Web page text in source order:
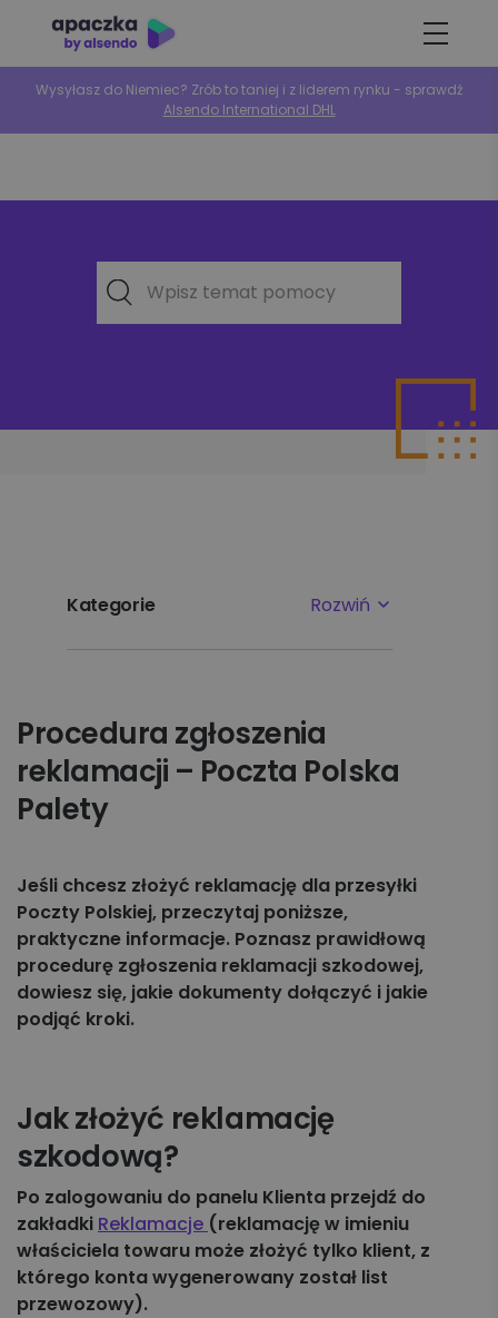
Wysyłasz do Niemiec? Zrób to taniej i z liderem rynku - sprawdź
Alsendo International DHL
Wpisz temat pomocy
Kategorie Rozwiń
Pierwsze kroki
Ustawienia
Reklamacje
Nadawanie
Koszyk zleceń, importy, integracje
Przesyłki międzynarodowe
Palety krajowe i międzynarodowe
Apaczka PRO
Regulaminy i Cenniki
Procedura zgłoszenia
reklamacji – Poczta Polska
Palety
Jeśli chcesz złożyć reklamację dla przesyłki
Poczty Polskiej, przeczytaj poniższe,
praktyczne informacje. Poznasz prawidłową
procedurę zgłoszenia reklamacji szkodowej,
dowiesz się, jakie dokumenty dołączyć i jakie
podjąć kroki.
Jak złożyć reklamację
szkodową?
Po zalogowaniu do panelu Klienta przejdź do
zakładki Reklamacje (reklamację w imieniu
właściciela towaru może złożyć tylko klient, z
którego konta wygenerowany został list
przewozowy).